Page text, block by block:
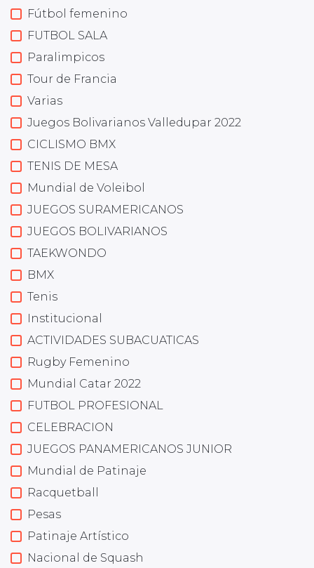
Fútbol femenino
FUTBOL SALA
Paralimpicos
Tour de Francia
Varias
Juegos Bolivarianos Valledupar 2022
CICLISMO BMX
TENIS DE MESA
Mundial de Voleibol
JUEGOS SURAMERICANOS
JUEGOS BOLIVARIANOS
TAEKWONDO
BMX
Tenis
Institucional
ACTIVIDADES SUBACUATICAS
Rugby Femenino
Mundial Catar 2022
FUTBOL PROFESIONAL
CELEBRACION
JUEGOS PANAMERICANOS JUNIOR
Mundial de Patinaje
Racquetball
Pesas
Patinaje Artístico
Nacional de Squash